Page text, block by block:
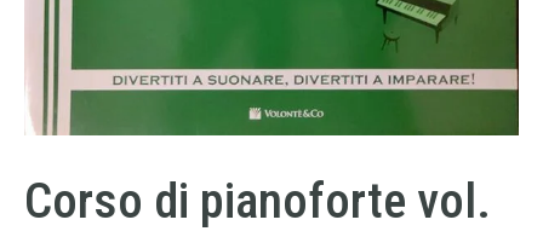
Corso di pianoforte vol.